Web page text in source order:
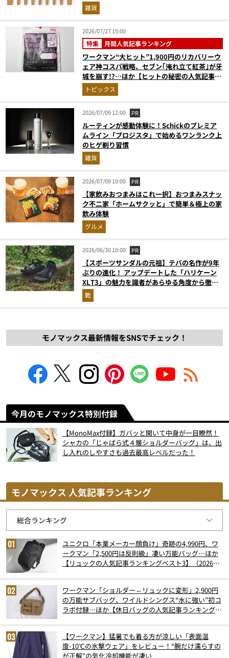
雑貨
2026/07/27 15:00
特集 月間人気記事ランキング
ワークマン“大ヒット”1,900円のリカバリーウ
ェア神コスパ戦略、セブン｢淹れ立て紅茶｣が牙
城を崩す!?…ほか【ヒットの秘密の人気記事ラ
ンキングベスト3】（2026年6月版）
トピックス
2026/07/09 12:00 PR
ルーティンが感動体験に！Schickのプレミア
ムライン「プロジスタ」で始めるワンランク上
のヒゲ剃り習慣
雑貨
2026/07/09 10:00 PR
【家飲みおつまみはこれ一択】おつまみスナッ
ク不二家「ホームサクッと」で簡単＆極上の家
飲み体験
グルメ
2026/06/30 10:00 PR
【スポーツサンダルの元祖】テバの名作が9年
ぶりの進化！ アップデートした「ハリケーン
XLT3」の魅力を識者があらゆる角度から徹底
解説！
靴
モノマックス最新情報をSNSでチェック！
今月のモノマックス特別付録
【MonoMax付録】ガバッと開いて中身が一目瞭然！
シャカの「じゃばら式４層ショルダーバッグ」は、出
し入れのしやすさも過去最高レベルだった！
モノマックス 人気記事ランキング
ユニクロ「本業メーカー顔負け」奇跡の4,990円、ワ
ークマン「2,500円は反則級」凄い万能バッグ…ほか
【リュックの人気記事ランキングベスト3】（2026年
ワークマン「ショルダー⇔リュックに変形」2,900円
の万能サブバッグ、ワイルドシングス“水に強い”初コ
ラボ付録…ほか【休日バッグの人気記事ランキングベ
【ワークマン】猛暑でも着る方が涼しい「表面温
度-10℃の氷撃ウェア」をレビュー！“腕だけ濡らすの
が正解”の気化冷却機能が凄い